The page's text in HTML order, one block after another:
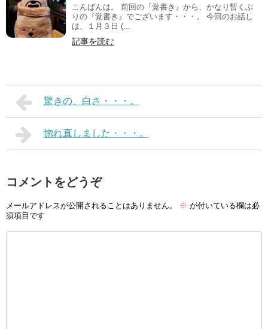
こんばんは。 前回の『覚書き』から、かなり暫くぶ
りの『覚書き』でございます・・・。 今回のお話し
は、１月３日 (...
記事を読む
驚きの、白さ・・・。
惚れ直しました・・・。
コメントをどうぞ
メールアドレスが公開されることはありません。 ※ が付いている欄は必
須項目です